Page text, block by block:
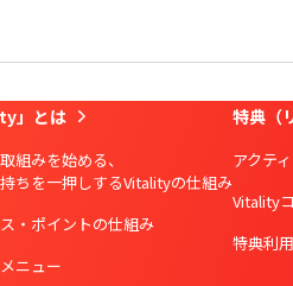
Vitality会員の方
お問合せ
」とは
組みを始める、
ちを一押しするVitalityの仕組み
・ポイントの仕組み
ニュー
特典（
アクテ
Vitality
特典利